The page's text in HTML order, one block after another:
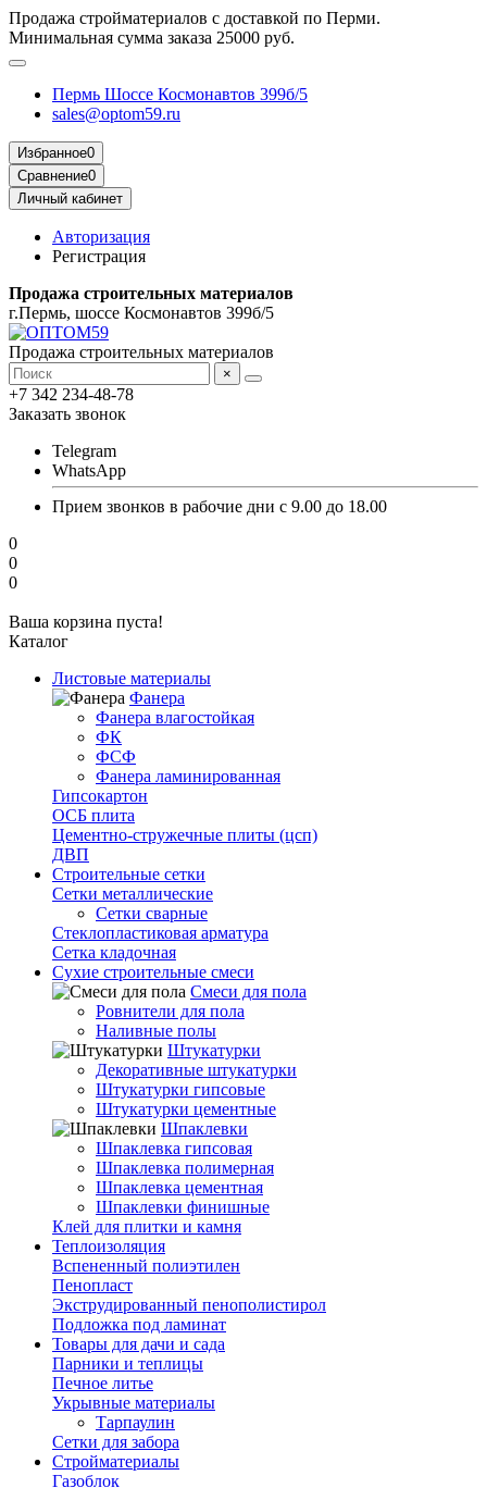
Продажа стройматериалов с доставкой по Перми.
Минимальная сумма заказа 25000 руб.
Пермь Шоссе Космонавтов 399б/5
sales@optom59.ru
Избранное0
Сравнение0
Личный кабинет
Авторизация
Регистрация
Продажа строительных материалов
г.Пермь, шоссе Космонавтов 399б/5
Продажа строительных материалов
×
+7 342 234-48-78
Заказать звонок
Telegram
WhatsApp
Прием звонков в рабочие дни с 9.00 до 18.00
0
0
0
Ваша корзина пуста!
Каталог
Листовые материалы
Фанера
Фанера влагостойкая
ФК
ФСФ
Фанера ламинированная
Гипсокартон
ОСБ плита
Цементно-стружечные плиты (цсп)
ДВП
Строительные сетки
Сетки металлические
Сетки сварные
Стеклопластиковая арматура
Сетка кладочная
Сухие строительные смеси
Смеси для пола
Ровнители для пола
Наливные полы
Штукатурки
Декоративные штукатурки
Штукатурки гипсовые
Штукатурки цементные
Шпаклевки
Шпаклевка гипсовая
Шпаклевка полимерная
Шпаклевка цементная
Шпаклевки финишные
Клей для плитки и камня
Теплоизоляция
Вспененный полиэтилен
Пенопласт
Экструдированный пенополистирол
Подложка под ламинат
Товары для дачи и сада
Парники и теплицы
Печное литье
Укрывные материалы
Тарпаулин
Сетки для забора
Стройматериалы
Газоблок